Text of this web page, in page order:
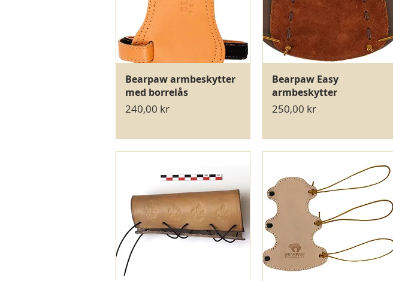
Hurtigvisning
Bearpaw armbeskytter
med borrelås
Pris
240,00 kr
Hurtigvisning
Bearpaw Easy
armbeskytter
Pris
250,00 kr